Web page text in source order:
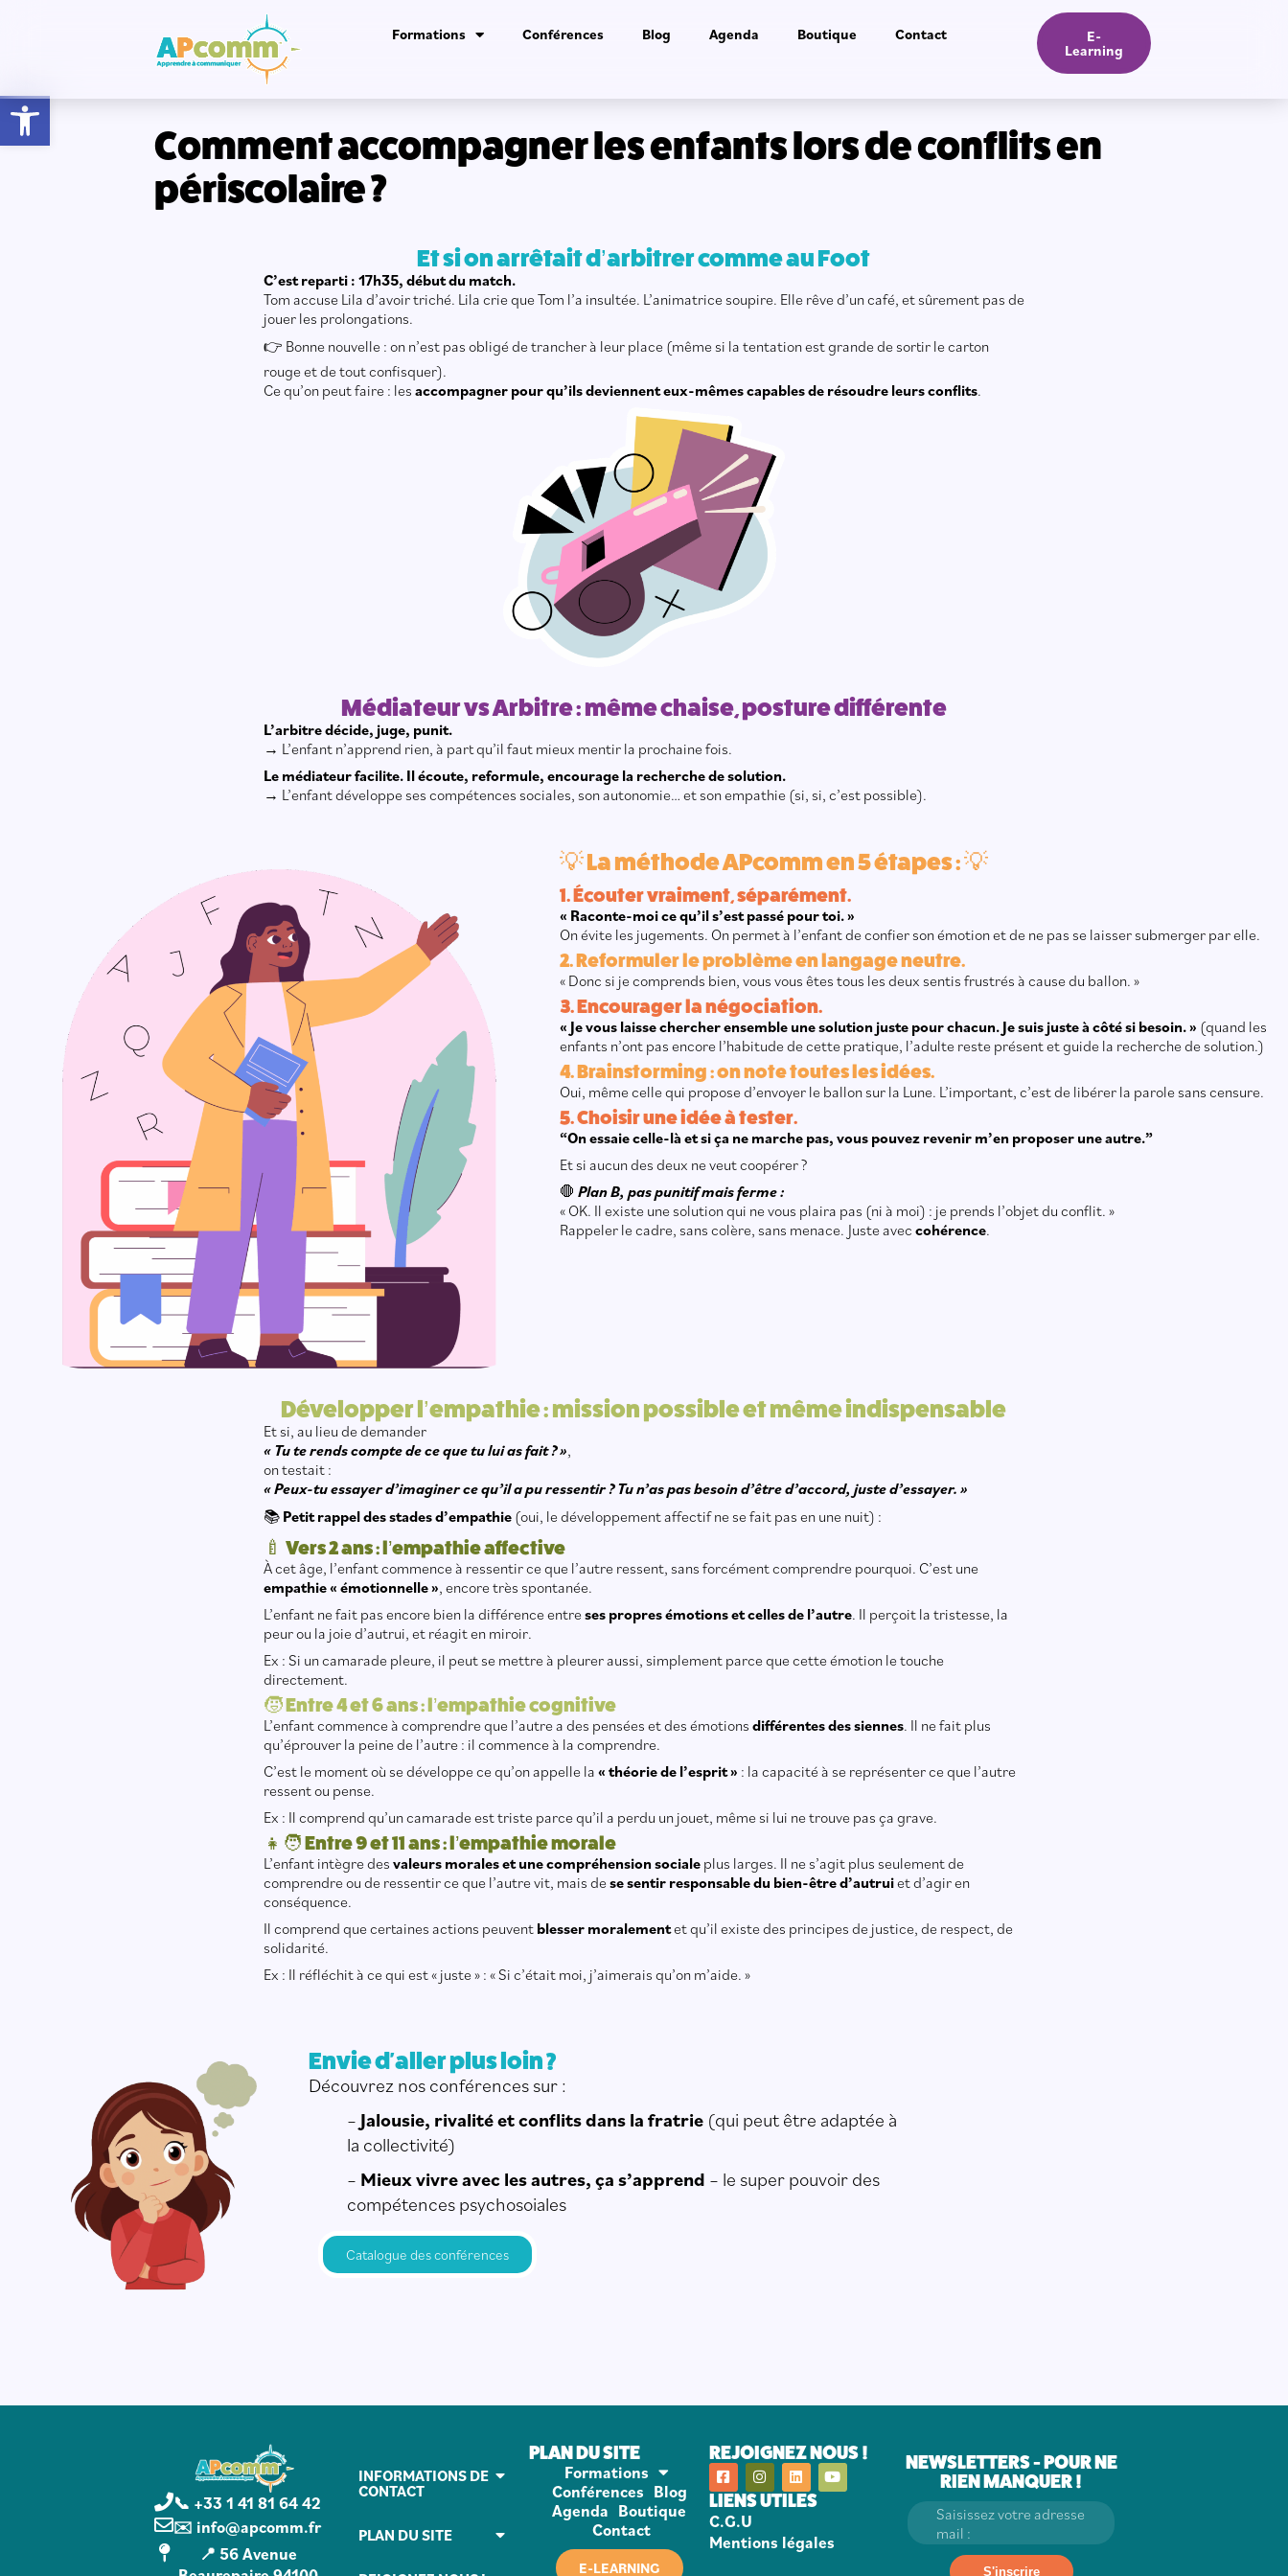
Ouvrir la barre d’outils
Formations Conférences Blog Agenda Boutique Contact E-
Learning
Comment accompagner les enfants lors de conflits en
périscolaire ?
Et si on arrêtait d’arbitrer comme au Foot
C’est reparti : 17h35, début du match.
Tom accuse Lila d’avoir triché. Lila crie que Tom l’a insultée. L’animatrice soupire. Elle rêve d’un café, et sûrement pas de
jouer les prolongations.
👉 Bonne nouvelle : on n’est pas obligé de trancher à leur place (même si la tentation est grande de sortir le carton
rouge et de tout confisquer).
Ce qu’on peut faire : les accompagner pour qu’ils deviennent eux-mêmes capables de résoudre leurs conflits.
Médiateur vs Arbitre : même chaise, posture différente
L’arbitre décide, juge, punit.
→ L’enfant n’apprend rien, à part qu’il faut mieux mentir la prochaine fois.
Le médiateur facilite. Il écoute, reformule, encourage la recherche de solution.
→ L’enfant développe ses compétences sociales, son autonomie… et son empathie (si, si, c’est possible).
💡 La méthode APcomm en 5 étapes : 💡
1. Écouter vraiment, séparément.
« Raconte-moi ce qu’il s’est passé pour toi. »
On évite les jugements. On permet à l’enfant de confier son émotion et de ne pas se laisser submerger par elle.
2. Reformuler le problème en langage neutre.
« Donc si je comprends bien, vous vous êtes tous les deux sentis frustrés à cause du ballon. »
3. Encourager la négociation.
« Je vous laisse chercher ensemble une solution juste pour chacun. Je suis juste à côté si besoin. » (quand les
enfants n’ont pas encore l’habitude de cette pratique, l’adulte reste présent et guide la recherche de solution.)
4. Brainstorming : on note toutes les idées.
Oui, même celle qui propose d’envoyer le ballon sur la Lune. L’important, c’est de libérer la parole sans censure.
5. Choisir une idée à tester.
“On essaie celle-là et si ça ne marche pas, vous pouvez revenir m’en proposer une autre.”
Et si aucun des deux ne veut coopérer ?
🛑 Plan B, pas punitif mais ferme :
« OK. Il existe une solution qui ne vous plaira pas (ni à moi) : je prends l’objet du conflit. »
Rappeler le cadre, sans colère, sans menace. Juste avec cohérence.
Développer l’empathie : mission possible et même indispensable
Et si, au lieu de demander
« Tu te rends compte de ce que tu lui as fait ? »,
on testait :
« Peux-tu essayer d’imaginer ce qu’il a pu ressentir ? Tu n’as pas besoin d’être d’accord, juste d’essayer. »
📚 Petit rappel des stades d’empathie(oui, le développement affectif ne se fait pas en une nuit) :
🍼 Vers 2 ans : l’empathie affective
À cet âge, l’enfant commence à ressentir ce que l’autre ressent, sans forcément comprendre pourquoi. C’est une
empathie « émotionnelle », encore très spontanée.
L’enfant ne fait pas encore bien la différence entreses propres émotions et celles de l’autre. Il perçoit la tristesse, la
peur ou la joie d’autrui, et réagit en miroir.
Ex : Si un camarade pleure, il peut se mettre à pleurer aussi, simplement parce que cette émotion le touche
directement.
🧒 Entre 4 et 6 ans : l’empathie cognitive
L’enfant commence à comprendre que l’autre a des pensées et des émotions différentes des siennes. Il ne fait plus
qu’éprouver la peine de l’autre : il commence à la comprendre.
C’est le moment où se développe ce qu’on appelle la « théorie de l’esprit » : la capacité à se représenter ce que l’autre
ressent ou pense.
Ex : Il comprend qu’un camarade est triste parce qu’il a perdu un jouet, même si lui ne trouve pas ça grave.
👧🧑 Entre 9 et 11 ans : l’empathie morale
L’enfant intègre des valeurs morales et une compréhension socialeplus larges. Il ne s’agit plus seulement de
comprendre ou de ressentir ce que l’autre vit, mais dese sentir responsable du bien-être d’autruiet d’agir en
conséquence.
Il comprend que certaines actions peuvent blesser moralementet qu’il existe des principes de justice, de respect, de
solidarité.
Ex : Il réfléchit à ce qui est « juste » : « Si c’était moi, j’aimerais qu’on m’aide. »
Envie d'aller plus loin ?
Découvrez nos conférences sur :
– Jalousie, rivalité et conflits dans la fratrie (qui peut être adaptée à
la collectivité)
– Mieux vivre avec les autres, ça s’apprend – le super pouvoir des
compétences psychosoiales
Catalogue des conférences
📞 +33 1 41 81 64 42
✉️ info@apcomm.fr
📍 56 Avenue
INFORMATIONS DE
CONTACT
PLAN DU SITE
PLAN DU SITE
Formations
Conférences Blog
Agenda Boutique
Contact
E-LEARNING
LIENS UTILES
C.G.U
Mentions légales
REJOIGNEZ NOUS !
NEWSLETTERS - POUR NE
RIEN MANQUER !